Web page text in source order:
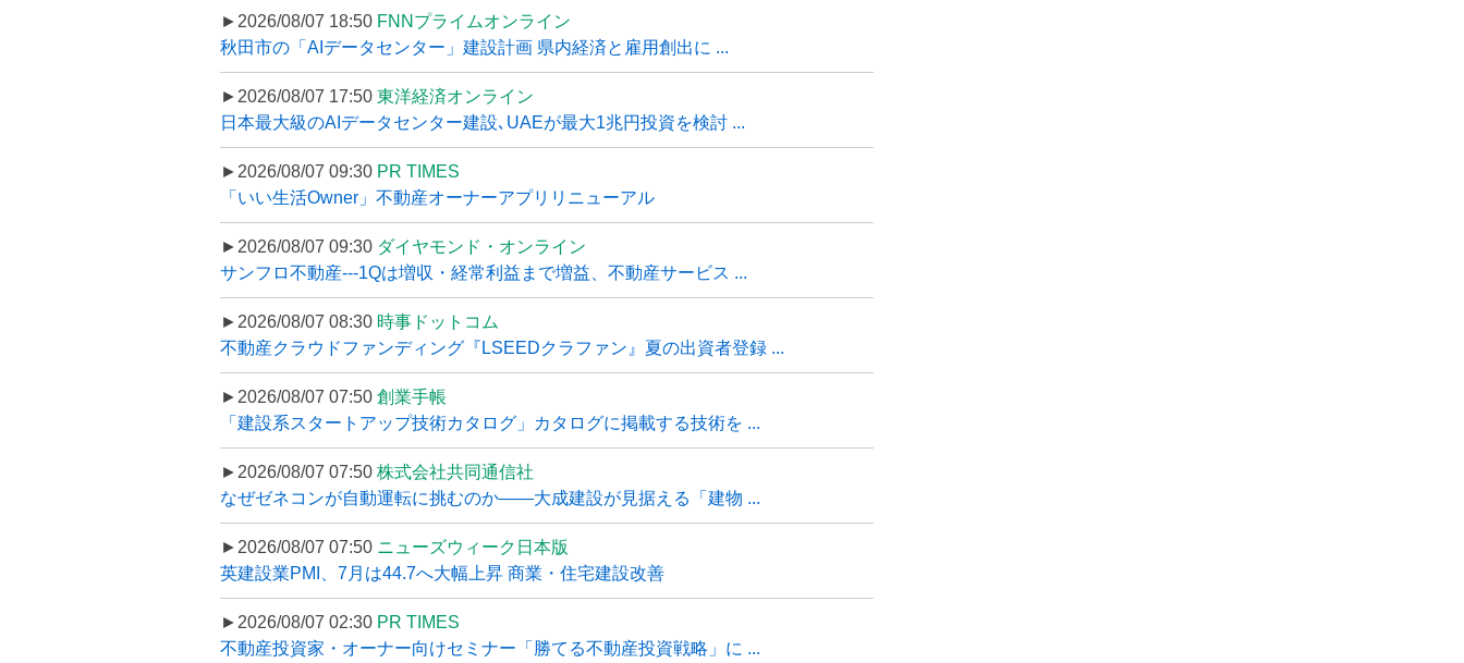
►2026/08/07 18:50 FNNプライムオンライン
秋田市の「AIデータセンター」建設計画 県内経済と雇用創出に ...
►2026/08/07 17:50 東洋経済オンライン
日本最大級のAIデータセンター建設､UAEが最大1兆円投資を検討 ...
►2026/08/07 09:30 PR TIMES
「いい生活Owner」不動産オーナーアプリリニューアル
►2026/08/07 09:30 ダイヤモンド・オンライン
サンフロ不動産---1Qは増収・経常利益まで増益、不動産サービス ...
►2026/08/07 08:30 時事ドットコム
不動産クラウドファンディング『LSEEDクラファン』夏の出資者登録 ...
►2026/08/07 07:50 創業手帳
「建設系スタートアップ技術カタログ」カタログに掲載する技術を ...
►2026/08/07 07:50 株式会社共同通信社
なぜゼネコンが自動運転に挑むのか――大成建設が見据える「建物 ...
►2026/08/07 07:50 ニューズウィーク日本版
英建設業PMI、7月は44.7へ大幅上昇 商業・住宅建設改善
►2026/08/07 02:30 PR TIMES
不動産投資家・オーナー向けセミナー「勝てる不動産投資戦略」に ...